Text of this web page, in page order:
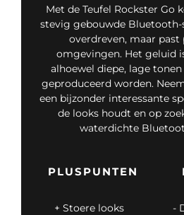
Met de Teufel Rockster Go
stevig gebouwde Bluetooth-
overdreven, maar past
omgevingen. Het geluid
alhoewel diepe, lage
geproduceerd worden.
een bijzonder interessante
de looks houdt en op
waterdichte
PLUSPUNTEN
Stoere looks